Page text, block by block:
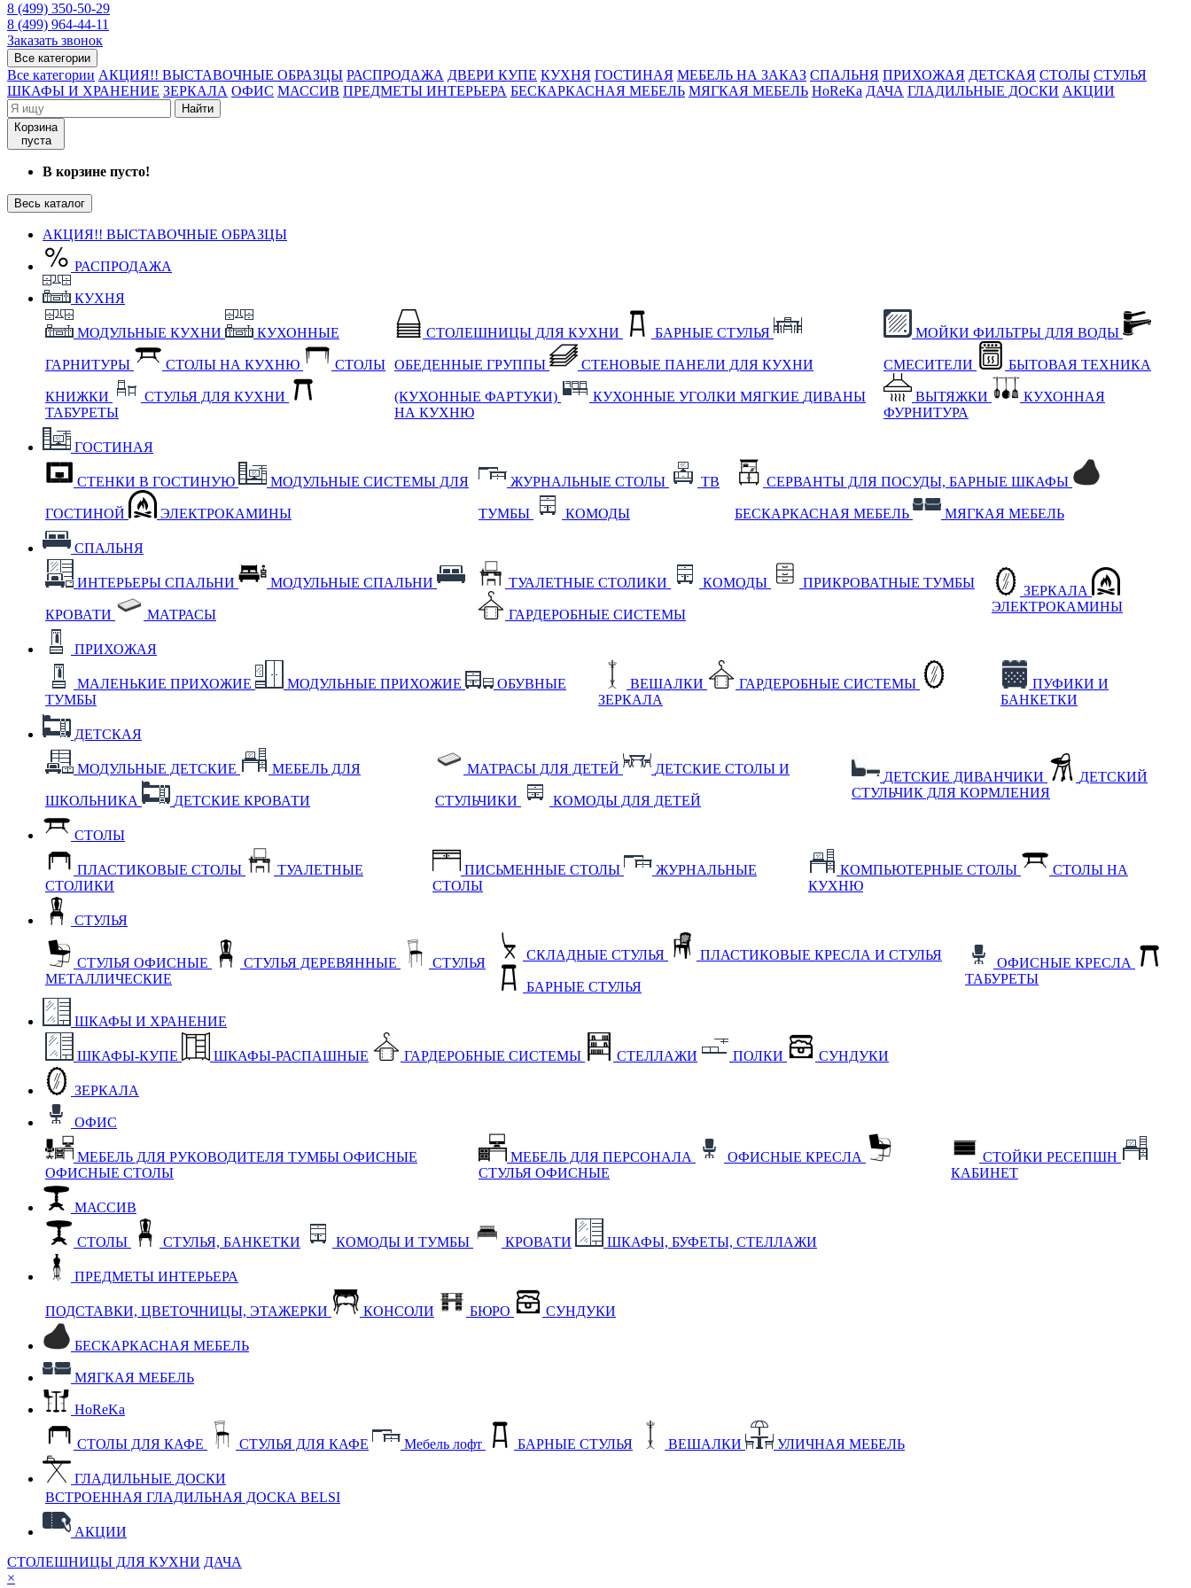
8 (499) 350-50-29
8 (499) 964-44-11
Заказать звонок
Все категории
Все категории АКЦИЯ!! ВЫСТАВОЧНЫЕ ОБРАЗЦЫ РАСПРОДАЖА ДВЕРИ КУПЕ КУХНЯ ГОСТИНАЯ МЕБЕЛЬ НА ЗАКАЗ СПАЛЬНЯ ПРИХОЖАЯ ДЕТСКАЯ СТОЛЫ СТУЛЬЯ
ШКАФЫ И ХРАНЕНИЕ ЗЕРКАЛА ОФИС МАССИВ ПРЕДМЕТЫ ИНТЕРЬЕРА БЕСКАРКАСНАЯ МЕБЕЛЬ МЯГКАЯ МЕБЕЛЬ HoReKa ДАЧА ГЛАДИЛЬНЫЕ ДОСКИ АКЦИИ
Найти
Корзина
пуста
В корзине пусто!
Весь каталог
АКЦИЯ!! ВЫСТАВОЧНЫЕ ОБРАЗЦЫ
РАСПРОДАЖА
КУХНЯ
МОДУЛЬНЫЕ КУХНИ КУХОННЫЕ
ГАРНИТУРЫ СТОЛЫ НА КУХНЮ СТОЛЫ
КНИЖКИ
СТУЛЬЯ ДЛЯ КУХНИ
ТАБУРЕТЫ
СТОЛЕШНИЦЫ ДЛЯ КУХНИ БАРНЫЕ СТУЛЬЯ
ОБЕДЕННЫЕ ГРУППЫ СТЕНОВЫЕ ПАНЕЛИ ДЛЯ КУХНИ
(КУХОННЫЕ ФАРТУКИ) КУХОННЫЕ УГОЛКИ МЯГКИЕ ДИВАНЫ
НА КУХНЮ
МОЙКИ ФИЛЬТРЫ ДЛЯ ВОДЫ
СМЕСИТЕЛИ БЫТОВАЯ ТЕХНИКА
ВЫТЯЖКИ
КУХОННАЯ
ФУРНИТУРА
ГОСТИНАЯ
СТЕНКИ В ГОСТИНУЮ МОДУЛЬНЫЕ СИСТЕМЫ ДЛЯ
ГОСТИНОЙ ЭЛЕКТРОКАМИНЫ
ЖУРНАЛЬНЫЕ СТОЛЫ ТВ
ТУМБЫ КОМОДЫ
СЕРВАНТЫ ДЛЯ ПОСУДЫ, БАРНЫЕ ШКАФЫ
БЕСКАРКАСНАЯ МЕБЕЛЬ МЯГКАЯ МЕБЕЛЬ
СПАЛЬНЯ
ИНТЕРЬЕРЫ СПАЛЬНИ МОДУЛЬНЫЕ СПАЛЬНИ
КРОВАТИ МАТРАСЫ
ТУАЛЕТНЫЕ СТОЛИКИ КОМОДЫ ПРИКРОВАТНЫЕ ТУМБЫ
ГАРДЕРОБНЫЕ СИСТЕМЫ
ЗЕРКАЛА
ЭЛЕКТРОКАМИНЫ
ПРИХОЖАЯ
МАЛЕНЬКИЕ ПРИХОЖИЕ МОДУЛЬНЫЕ ПРИХОЖИЕ
ОБУВНЫЕ
ТУМБЫ
ВЕШАЛКИ
ГАРДЕРОБНЫЕ СИСТЕМЫ
ЗЕРКАЛА
ПУФИКИ И
БАНКЕТКИ
ДЕТСКАЯ
МОДУЛЬНЫЕ ДЕТСКИЕ МЕБЕЛЬ ДЛЯ
ШКОЛЬНИКА ДЕТСКИЕ КРОВАТИ
МАТРАСЫ ДЛЯ ДЕТЕЙ ДЕТСКИЕ СТОЛЫ И
СТУЛЬЧИКИ КОМОДЫ ДЛЯ ДЕТЕЙ
ДЕТСКИЕ ДИВАНЧИКИ
ДЕТСКИЙ
СТУЛЬЧИК ДЛЯ КОРМЛЕНИЯ
СТОЛЫ
ПЛАСТИКОВЫЕ СТОЛЫ
ТУАЛЕТНЫЕ
СТОЛИКИ
ПИСЬМЕННЫЕ СТОЛЫ
ЖУРНАЛЬНЫЕ
СТОЛЫ
КОМПЬЮТЕРНЫЕ СТОЛЫ
СТОЛЫ НА
КУХНЮ
СТУЛЬЯ
СТУЛЬЯ ОФИСНЫЕ СТУЛЬЯ ДЕРЕВЯННЫЕ
СТУЛЬЯ
МЕТАЛЛИЧЕСКИЕ
СКЛАДНЫЕ СТУЛЬЯ ПЛАСТИКОВЫЕ КРЕСЛА И СТУЛЬЯ
БАРНЫЕ СТУЛЬЯ
ОФИСНЫЕ КРЕСЛА
ТАБУРЕТЫ
ШКАФЫ И ХРАНЕНИЕ
ШКАФЫ-КУПЕ ШКАФЫ-РАСПАШНЫЕ ГАРДЕРОБНЫЕ СИСТЕМЫ СТЕЛЛАЖИ ПОЛКИ СУНДУКИ
ЗЕРКАЛА
ОФИС
МЕБЕЛЬ ДЛЯ РУКОВОДИТЕЛЯ ТУМБЫ ОФИСНЫЕ
ОФИСНЫЕ СТОЛЫ
МЕБЕЛЬ ДЛЯ ПЕРСОНАЛА
ОФИСНЫЕ КРЕСЛА
СТУЛЬЯ ОФИСНЫЕ
СТОЙКИ РЕСЕПШН
КАБИНЕТ
МАССИВ
СТОЛЫ СТУЛЬЯ, БАНКЕТКИ КОМОДЫ И ТУМБЫ КРОВАТИ ШКАФЫ, БУФЕТЫ, СТЕЛЛАЖИ
ПРЕДМЕТЫ ИНТЕРЬЕРА
ПОДСТАВКИ, ЦВЕТОЧНИЦЫ, ЭТАЖЕРКИ КОНСОЛИ БЮРО СУНДУКИ
БЕСКАРКАСНАЯ МЕБЕЛЬ
МЯГКАЯ МЕБЕЛЬ
HoReKa
СТОЛЫ ДЛЯ КАФЕ СТУЛЬЯ ДЛЯ КАФЕ Мебель лофт БАРНЫЕ СТУЛЬЯ ВЕШАЛКИ УЛИЧНАЯ МЕБЕЛЬ
ГЛАДИЛЬНЫЕ ДОСКИ
ВСТРОЕННАЯ ГЛАДИЛЬНАЯ ДОСКА BELSI
АКЦИИ
СТОЛЕШНИЦЫ ДЛЯ КУХНИ ДАЧА
×